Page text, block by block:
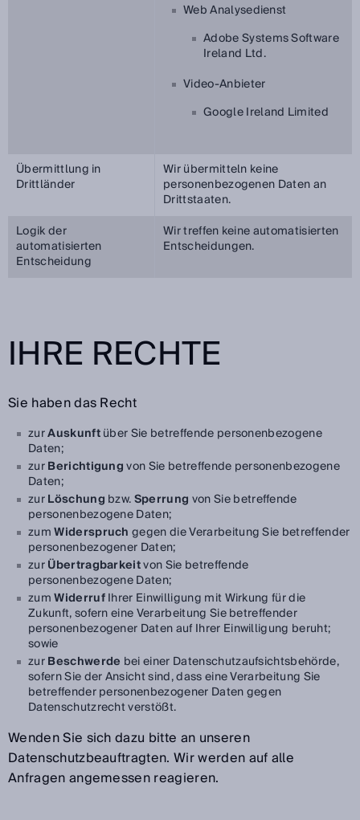
Web Analysedienst
Adobe Systems Software
Ireland Ltd.
Video-Anbieter
Google Ireland Limited
Übermittlung in
Drittländer
Wir übermitteln keine
personenbezogenen Daten an
Drittstaaten.
Logik der
automatisierten
Entscheidung
Wir treffen keine automatisierten
Entscheidungen.
IHRE RECHTE
Sie haben das Recht
zurAuskunftüber Sie betreffende personenbezogene
Daten;
zurBerichtigungvon Sie betreffende personenbezogene
Daten;
zurLöschung bzw.Sperrung von Sie betreffende
personenbezogene Daten;
zumWiderspruchgegen die Verarbeitung Sie betreffender
personenbezogener Daten;
zurÜbertragbarkeitvon Sie betreffende
personenbezogene Daten;
zumWiderrufIhrer Einwilligung mit Wirkung für die
Zukunft, sofern eine Verarbeitung Sie betreffender
personenbezogener Daten auf Ihrer Einwilligung beruht;
sowie
zurBeschwerde bei einer Datenschutzaufsichtsbehörde,
sofern Sie der Ansicht sind, dass eine Verarbeitung Sie
betreffender personenbezogener Daten gegen
Datenschutzrecht verstößt.
Wenden Sie sich dazu bitte an unseren
Datenschutzbeauftragten. Wir werden auf alle
Anfragen angemessen reagieren.